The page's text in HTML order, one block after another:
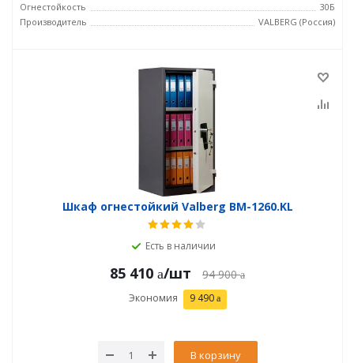
Огнестойкость
30Б
Производитель
VALBERG (Россия)
Шкаф огнестойкий Valberg BM-1260.KL
Есть в наличии
85 410 /шт 94 900
Экономия 9 490
В корзину